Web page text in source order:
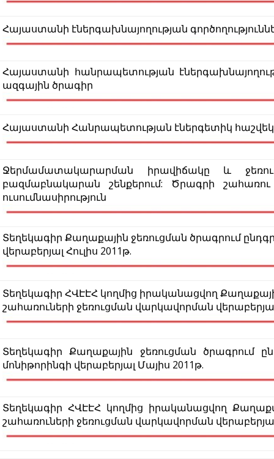
Հայաստանի էներգախնայողության
Հայաստանի հանրապետության
ազգային ծրագիր
Հայաստանի Հանրապետության էներգետիկ
Ջերմամատակարարման իրավիճակը և
բազմաբնակարան շենքերում: Ծրագրի
ուսումնասիրություն
Տեղեկագիր Քաղաքային ջեռուցման ծրագրում
վերաբերյալ Հուլիս 2011թ.
Տեղեկագիր ՀՎԷԷՀ կողմից իրականացվող
շահառուների ջեռուցման վարկավորման
Տեղեկագիր Քաղաքային ջեռուցման ծրագրում
մոնիթորինգի վերաբերյալ Մայիս 2011թ.
Տեղեկագիր ՀՎԷԷՀ կողմից իրականացվող
շահառուների ջեռուցման վարկավորման